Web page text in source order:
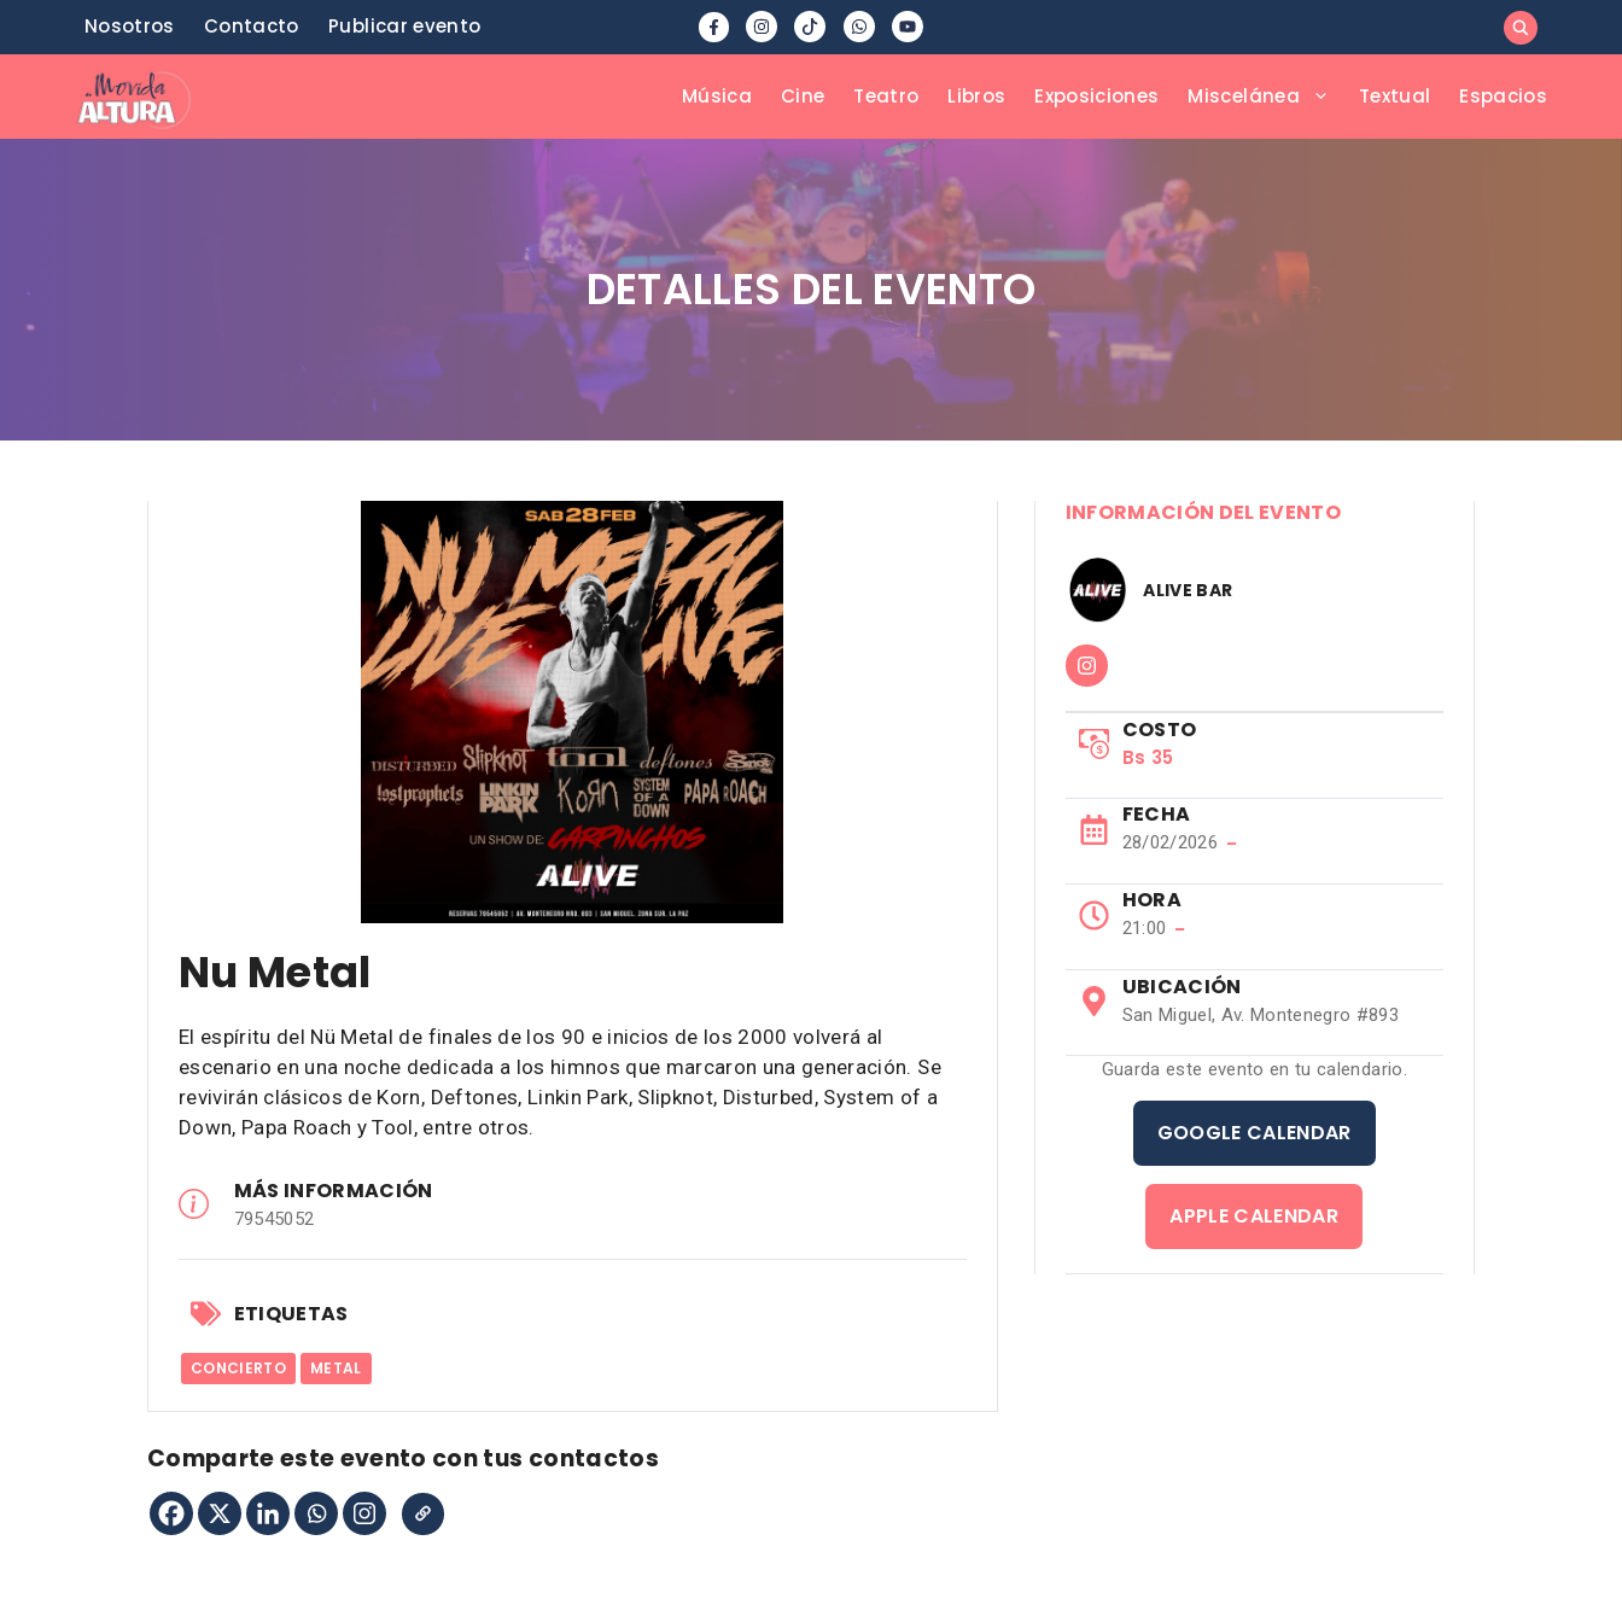
Nosotros Contacto Publicar evento
Música Cine Teatro Libros Exposiciones Miscelánea Textual Espacios
DETALLES DEL EVENTO
Nu Metal
El espíritu del Nü Metal de finales de los 90 e inicios de los 2000 volverá al
escenario en una noche dedicada a los himnos que marcaron una generación. Se
revivirán clásicos de Korn, Deftones, Linkin Park, Slipknot, Disturbed, System of a
Down, Papa Roach y Tool, entre otros.
MÁS INFORMACIÓN
79545052
ETIQUETAS
CONCIERTO METAL
INFORMACIÓN DEL EVENTO
ALIVE BAR
COSTO
Bs 35
FECHA
28/02/2026 −
HORA
21:00 −
UBICACIÓN
San Miguel, Av. Montenegro #893
Guarda este evento en tu calendario.
GOOGLE CALENDAR
APPLE CALENDAR
Comparte este evento con tus contactos